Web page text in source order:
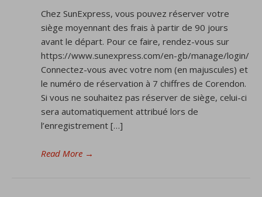
Chez SunExpress, vous pouvez réserver votre
siège moyennant des frais à partir de 90 jours
avant le départ. Pour ce faire, rendez-vous sur
https://www.sunexpress.com/en-gb/manage/login/
Connectez-vous avec votre nom (en majuscules) et
le numéro de réservation à 7 chiffres de Corendon.
Si vous ne souhaitez pas réserver de siège, celui-ci
sera automatiquement attribué lors de
l’enregistrement […]
Read More →